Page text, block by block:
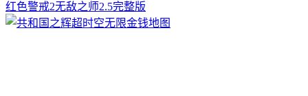
红色警戒2无敌之师2.5完整版